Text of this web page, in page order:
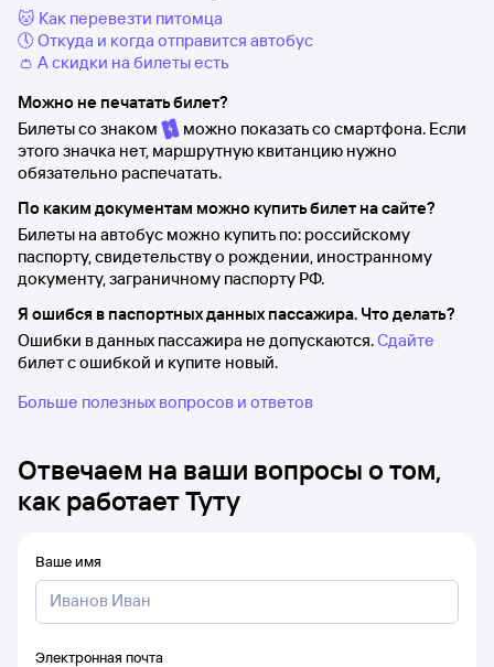
🐱 Как перевезти питомца
🕔 Откуда и когда отправится автобус
👛 А скидки на билеты есть
Можно не печатать билет?
Билеты со знаком
можно показать со смартфона. Если
этого значка нет, маршрутную квитанцию нужно
обязательно распечатать.
По каким документам можно купить билет на сайте?
Билеты на автобус можно купить по: российскому
паспорту, свидетельству о рождении, иностранному
документу, заграничному паспорту РФ.
Я ошибся в паспортных данных пассажира. Что делать?
Ошибки в данных пассажира не допускаются.Сдайте
билет с ошибкой и купите новый.
Больше полезных вопросов и ответов
Отвечаем на ваши вопросы о том,
как работает Туту
Ваше имя
Электронная почта